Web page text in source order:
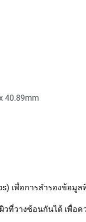
40.89mm
เพื่อการสำรองข้อมูล
ที่วางซ้อนกันได้ เพื่อ